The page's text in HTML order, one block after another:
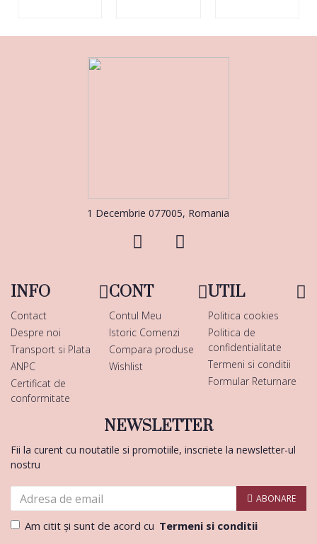
1 Decembrie 077005, Romania
INFO
Contact
Despre noi
Transport si Plata
ANPC
Certificat de
conformitate
CONT
Contul Meu
Istoric Comenzi
Compara produse
Wishlist
UTIL
Politica cookies
Politica de
confidentialitate
Termeni si conditii
Formular Returnare
NEWSLETTER
Fii la curent cu noutatile si promotiile, inscriete la newsletter-ul
nostru
ABONARE
Am citit şi sunt de acord cu Termeni si conditii